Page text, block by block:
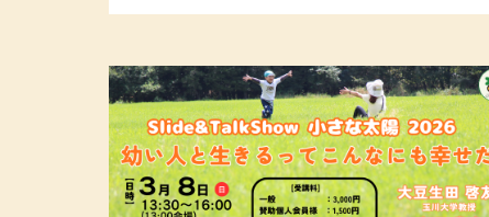
場所：八ヶ岳南麓の森
参加費：参加費：会員8,000円（若者応援プロジェク
トにつき20代割引あるよ）・一般9,500円 ／ 定員
12名